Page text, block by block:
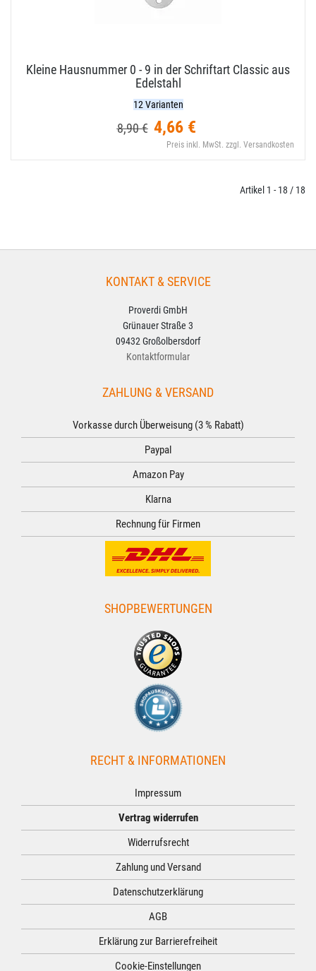
Kleine Hausnummer 0 - 9 in der Schriftart Classic aus
Edelstahl
12 Varianten
8,90 € 4,66 €
Preis inkl. MwSt. zzgl. Versandkosten
Artikel 1 - 18 / 18
KONTAKT & SERVICE
Proverdi GmbH
Grünauer Straße 3
09432 Großolbersdorf
Kontaktformular
ZAHLUNG & VERSAND
Vorkasse durch Überweisung (3 % Rabatt)
Paypal
Amazon Pay
Klarna
Rechnung für Firmen
SHOPBEWERTUNGEN
RECHT & INFORMATIONEN
Impressum
Vertrag widerrufen
Widerrufsrecht
Zahlung und Versand
Datenschutzerklärung
AGB
Erklärung zur Barrierefreiheit
Cookie-Einstellungen